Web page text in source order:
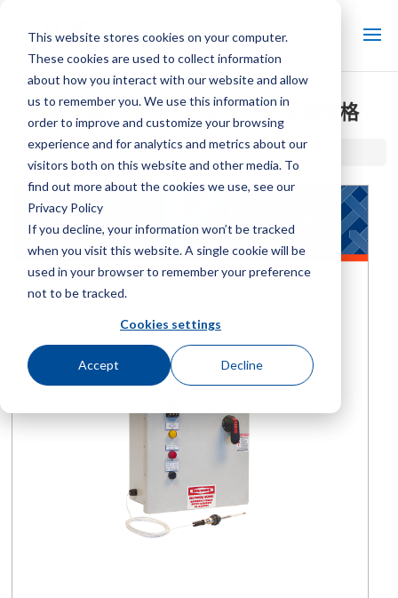
This website stores cookies on your computer.
These cookies are used to collect information
about how you interact with our website and allow
us to remember you. We use this information in
order to improve and customize your browsing
experience and for analytics and metrics about our
visitors both on this website and other media. To
find out more about the cookies we use, see our
Privacy Policy
If you decline, your information won’t be tracked
when you visit this website. A single cookie will be
used in your browser to remember your preference
not to be tracked.
Cookies settings
Accept Decline
ABH 盆式加热器控制工程数据和规格
首页 / 图书馆 /ABH 盆式加热器控制工程数据和规格